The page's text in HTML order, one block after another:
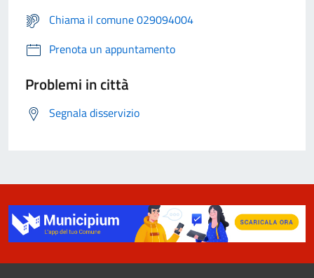
Chiama il comune 029094004
Prenota un appuntamento
Problemi in città
Segnala disservizio